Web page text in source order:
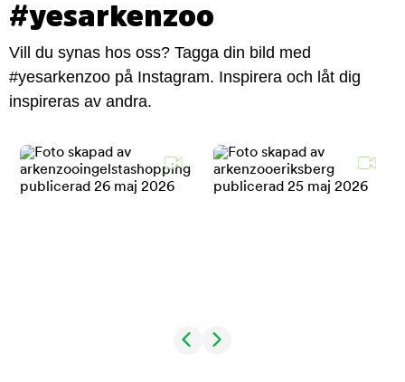
#yesarkenzoo
Vill du synas hos oss? Tagga din bild med
#yesarkenzoo på Instagram. Inspirera och låt dig
inspireras av andra.